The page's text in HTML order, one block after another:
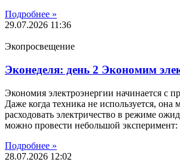
Подробнее »
29.07.2026 11:36
Экопросвещение
Эконеделя: день 2 Экономим
Экономия электроэнергии начинается с
Даже когда техника не используется, она
расходовать электричество в режиме
можно провести небольшой эксперимент:
Подробнее »
28.07.2026 12:02